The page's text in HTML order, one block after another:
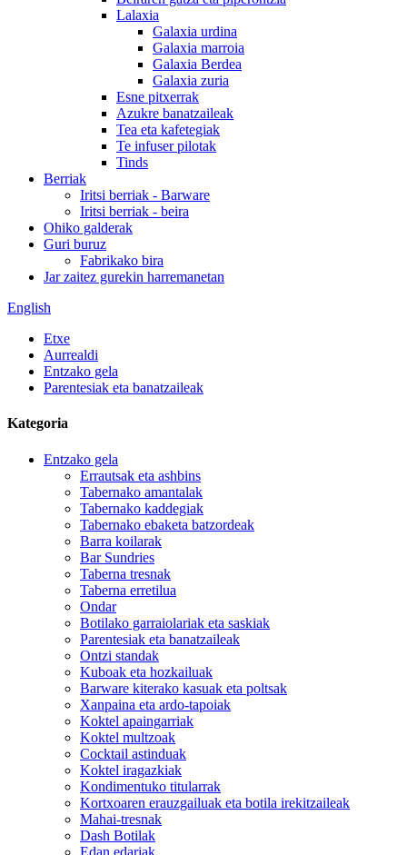
Lalaxia
Galaxia urdina
Galaxia marroia
Galaxia Berdea
Galaxia zuria
Esne pitxerrak
Azukre banatzaileak
Tea eta kafetegiak
Te infuser pilotak
Tinds
Berriak
Iritsi berriak - Barware
Iritsi berriak - beira
Ohiko galderak
Guri buruz
Fabrikako bira
Jar zaitez gurekin harremanetan
English
Etxe
Aurrealdi
Entzako gela
Parentesiak eta banatzaileak
Kategoria
Entzako gela
Errautsak eta ashbins
Tabernako amantalak
Tabernako kaddegiak
Tabernako ebaketa batzordeak
Barra koilarak
Bar Sundries
Taberna tresnak
Taberna erretilua
Ondar
Botilako garraiolariak eta saskiak
Parentesiak eta banatzaileak
Ontzi standak
Kuboak eta hozkailuak
Barware kiterako kasuak eta poltsak
Xanpaina eta ardo-tapoiak
Koktel apaingarriak
Koktel multzoak
Cocktail astinduak
Koktel iragazkiak
Kondimentuko titularrak
Kortxoaren erauzgailuak eta botila irekitzaileak
Mahai-tresnak
Dash Botilak
Edan edariak